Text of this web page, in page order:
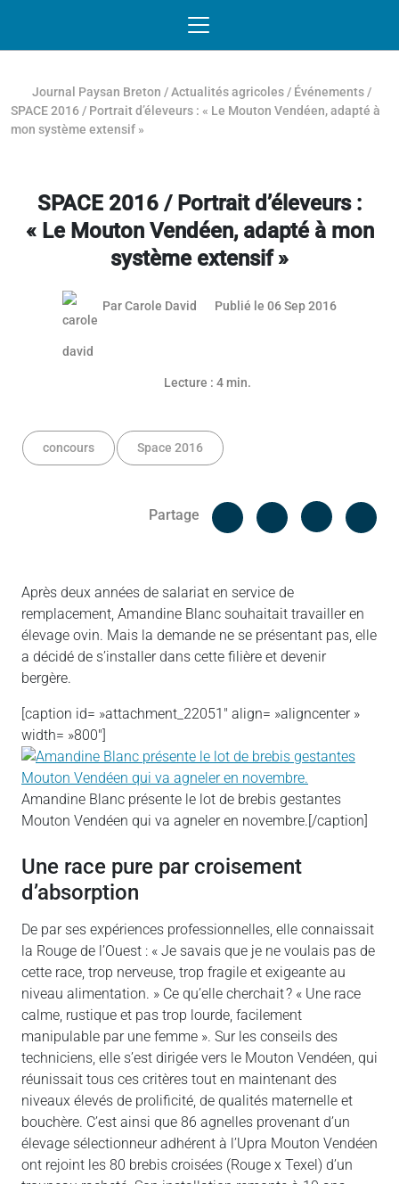
Journal Paysan Breton /Actualités agricoles / Événements /
SPACE 2016 / Portrait d’éleveurs : « Le Mouton Vendéen, adapté à
mon système extensif »
SPACE 2016 / Portrait d’éleveurs :
« Le Mouton Vendéen, adapté à mon
système extensif »
ParCarole David Publié le 06 Sep 201608 juillet
Lecture : 4 min.
concours Space 2016
Partage
Facebook
Après deux années de salariat en service de
remplacement, Amandine Blanc souhaitait travailler en
élevage ovin. Mais la demande ne se présentant pas, elle
a décidé de s’installer dans cette filière et devenir
bergère.
[caption id= »attachment_22051″ align= »aligncenter »
width= »800″]
Amandine Blanc présente le lot de brebis gestantes
Mouton Vendéen qui va agneler en novembre.[/caption]
Une race pure par croisement
d’absorption
De par ses expériences professionnelles, elle connaissait
la Rouge de l’Ouest : « Je savais que je ne voulais pas de
cette race, trop nerveuse, trop fragile et exigeante au
niveau alimentation. » Ce qu’elle cherchait ? « Une race
calme, rustique et pas trop lourde, facilement
manipulable par une femme ». Sur les conseils des
techniciens, elle s’est dirigée vers le Mouton Vendéen, qui
réunissait tous ces critères tout en maintenant des
niveaux élevés de prolificité, de qualités maternelle et
bouchère. C’est ainsi que 86 agnelles provenant d’un
élevage sélectionneur adhérent à l’Upra Mouton Vendéen
ont rejoint les 80 brebis croisées (Rouge x Texel) d’un